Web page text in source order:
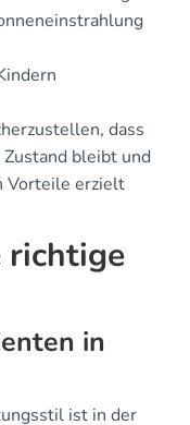
dass
bleibt und
Vorteile erzielt
richtige
in
ist in der